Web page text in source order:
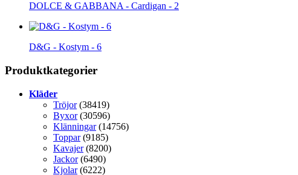
DOLCE & GABBANA - Cardigan - 2
D&G - Kostym - 6
Produktkategorier
Kläder
Tröjor (38419)
Byxor (30596)
Klänningar (14756)
Toppar (9185)
Kavajer (8200)
Jackor (6490)
Kjolar (6222)